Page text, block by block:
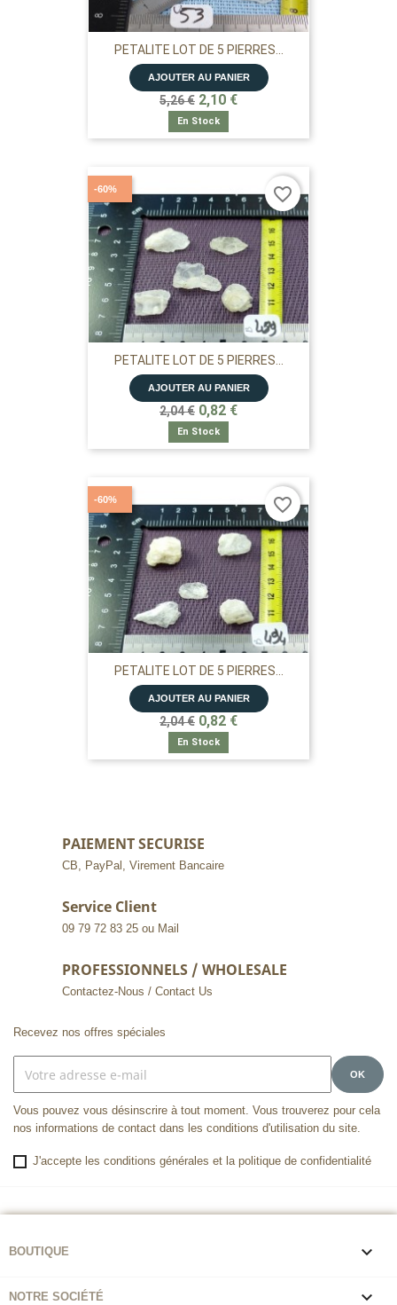
PETALITE LOT DE 5 PIERRES...
AJOUTER AU PANIER
5,26 € 2,10 €
En Stock
PETALITE LOT DE 5 PIERRES...
AJOUTER AU PANIER
2,04 € 0,82 €
En Stock
-60% favorite_border
PETALITE LOT DE 5 PIERRES...
AJOUTER AU PANIER
2,04 € 0,82 €
En Stock
-60% favorite_border
PAIEMENT SECURISE
CB, PayPal, Virement Bancaire
Service Client
09 79 72 83 25 ou Mail
PROFESSIONNELS / WHOLESALE
Contactez-Nous / Contact Us
Recevez nos offres spéciales
Vous pouvez vous désinscrire à tout moment. Vous trouverez pour cela
nos informations de contact dans les conditions d'utilisation du site.
J'accepte les conditions générales et la politique de confidentialité
BOUTIQUE 
NOTRE SOCIÉTÉ 